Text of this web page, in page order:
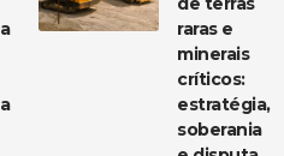
raras e
minerais
críticos:
estratégia,
soberania